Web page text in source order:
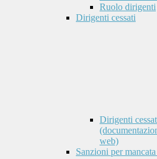
Ruolo dirigenti
Dirigenti cessati
Dirigenti
web)
Sanzioni per